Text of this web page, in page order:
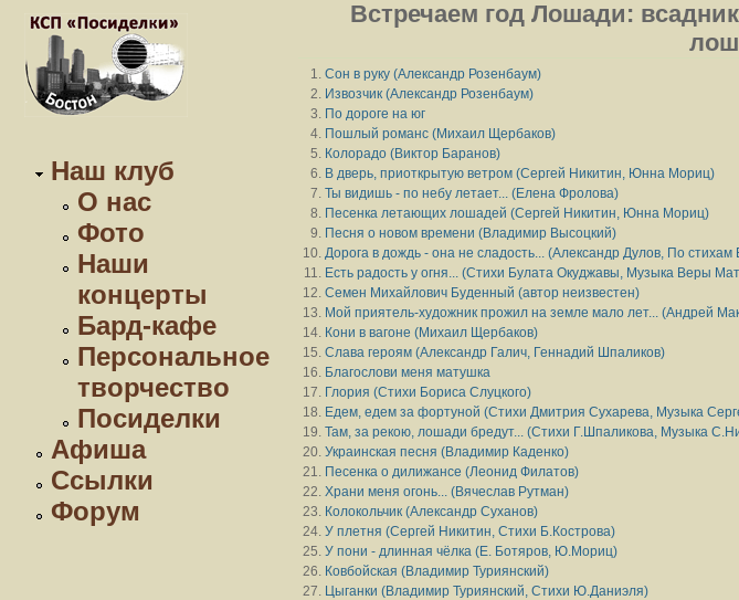
Наш клуб
О нас
Фото
Наши
концерты
Бард-кафе
Персональное
творчество
Посиделки
Афиша
Ссылки
Форум
Встречаем год Лошади:
Сон в руку (Александр Розенбаум)
Извозчик (Александр Розенбаум)
По дороге на юг
Пошлый романс (Михаил Щербаков)
Колорадо (Виктор Баранов)
В дверь, приоткрытую ветром (Сергей Никитин, Юнна Мориц)
Ты видишь - по небу летает... (Елена Фролова)
Песенка летающих лошадей (Сергей Никитин, Юнна Мориц)
Песня о новом времени (Владимир Высоцкий)
Дорога в дождь - она не сладость... (Александр Дулов, По стихам
Есть радость у огня... (Стихи Булата Окуджавы, Музыка Веры
Семен Михайлович Буденный (автор неизвестен)
Мой приятель-художник прожил на земле мало лет... (Андрей
Кони в вагоне (Михаил Щербаков)
Слава героям (Александр Галич, Геннадий Шпаликов)
Благослови меня матушка
Глория (Стихи Бориса Слуцкого)
Едем, едем за фортуной (Стихи Дмитрия Сухарева, Музыка
Там, за рекою, лошади бредут... (Стихи Г.Шпаликова, Музыка
Украинская песня (Владимир Каденко)
Песенка о дилижансе (Леонид Филатов)
Храни меня огонь... (Вячеслав Рутман)
Колокольчик (Александр Суханов)
У плетня (Сергей Никитин, Стихи Б.Кострова)
У пони - длинная чёлка (Е. Ботяров, Ю.Мориц)
Ковбойская (Владимир Туриянский)
Цыганки (Владимир Туриянский, Стихи Ю.Даниэля)